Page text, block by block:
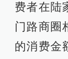
费者在陆
门路商圈
的消费金